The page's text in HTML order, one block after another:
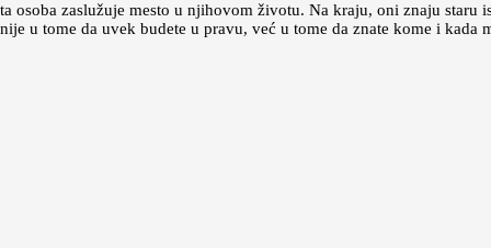
ta osoba zaslužuje mesto u njihovom životu. Na kraju, oni znaju
nije u tome da uvek budete u pravu, već u tome da znate kome i kada